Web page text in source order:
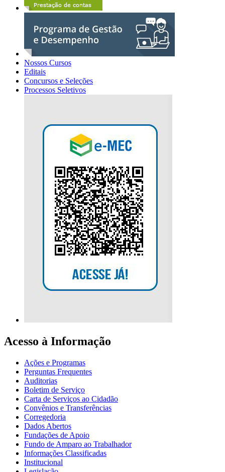
Nossos Cursos
Editais
Concursos e Seleções
Processos Seletivos
Acesso à Informação
Ações e Programas
Perguntas Frequentes
Auditorias
Boletim de Serviço
Carta de Serviços ao Cidadão
Convênios e Transferências
Corregedoria
Dados Abertos
Fundações de Apoio
Fundo de Amparo ao Trabalhador
Informações Classificadas
Institucional